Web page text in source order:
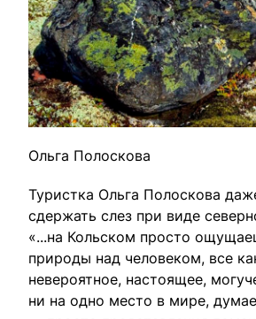
Ольга Полоскова
Туристка Ольга Полоскова
сдержать слез при виде
«...на Кольском просто
природы над человеком, все
невероятное, настоящее,
ни на одно место в мире,